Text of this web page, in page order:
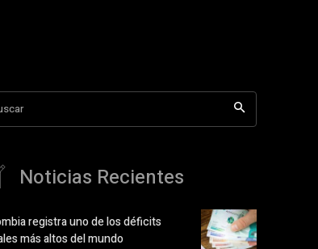
Noticias Recientes
registra uno de los déficits
más altos del mundo